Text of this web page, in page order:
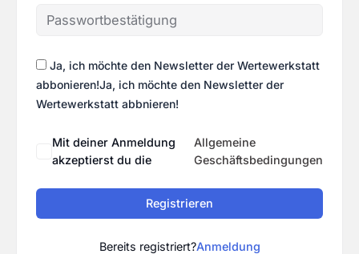
Ja, ich möchte den Newsletter der Wertewerkstatt
abbonieren!Ja, ich möchte den Newsletter der
Wertewerkstatt abbnieren!
Mit deiner Anmeldung
akzeptierst du die
Allgemeine
Geschäftsbedingungen
Registrieren
Bereits registriert?Anmeldung